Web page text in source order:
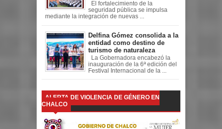
El fortalecimiento de la
seguridad pública se impulsa
mediante la integración de nuevas ...
Delfina Gómez consolida a la
entidad como destino de
turismo de naturaleza
La Gobernadora encabezó la
inauguración de la 6ª edición del
Festival Internacional de la ...
ALERTA DE VIOLENCIA DE GÉNERO EN
CHALCO